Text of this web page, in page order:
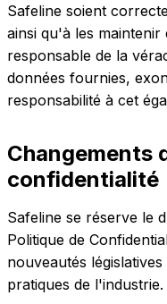
Safeline soient
ainsi qu'à les
responsable de la
données fournies,
responsabilité à cet
Changements
confidentialité
Safeline se réserve le
Politique de
nouveautés
pratiques de l'industrie.